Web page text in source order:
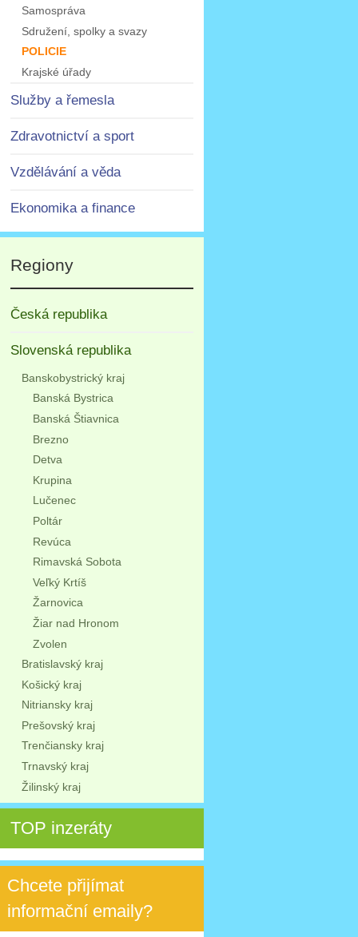
Samospráva
Sdružení, spolky a svazy
POLICIE
Krajské úřady
Služby a řemesla
Zdravotnictví a sport
Vzdělávání a věda
Ekonomika a finance
Regiony
Česká republika
Slovenská republika
Banskobystrický kraj
Banská Bystrica
Banská Štiavnica
Brezno
Detva
Krupina
Lučenec
Poltár
Revúca
Rimavská Sobota
Veľký Krtíš
Žarnovica
Žiar nad Hronom
Zvolen
Bratislavský kraj
Košický kraj
Nitriansky kraj
Prešovský kraj
Trenčiansky kraj
Trnavský kraj
Žilinský kraj
TOP inzeráty
Chcete přijímat
informační emaily?